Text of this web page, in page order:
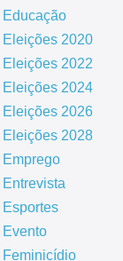
Educação
Eleições 2020
Eleições 2022
Eleições 2024
Eleições 2026
Eleições 2028
Emprego
Entrevista
Esportes
Evento
Feminicídio